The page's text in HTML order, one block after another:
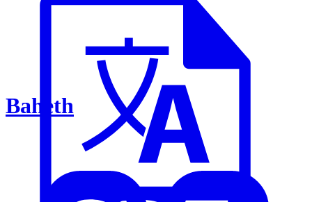
Baheth